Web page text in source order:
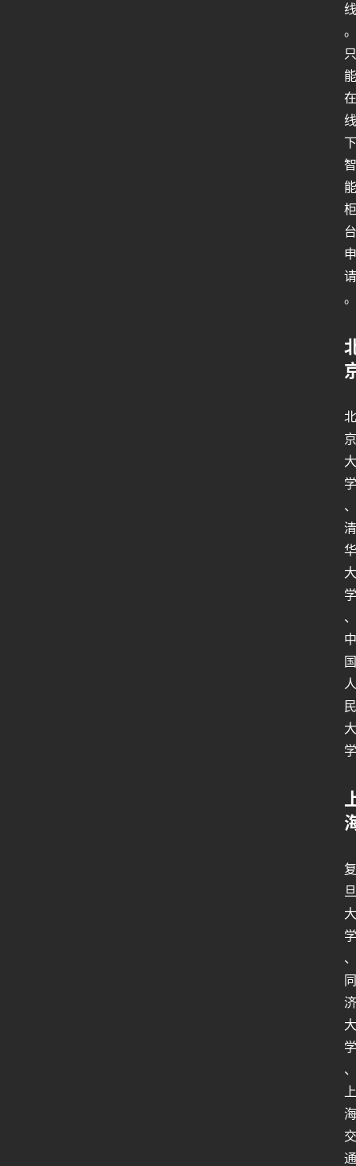
线
。
只
能
在
线
下
智
能
柜
台
申
请
。
北
京
大
学
、
清
华
大
学
、
中
国
人
民
大
学
复
旦
大
学
、
同
济
大
学
、
上
海
交
通